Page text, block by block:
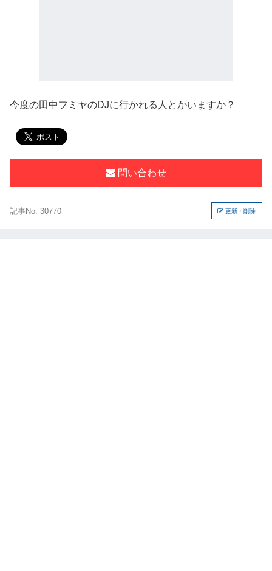
今度の田中フミヤのDJに行かれる人とかいますか？
問い合わせ
記事No. 30770 更新・削除